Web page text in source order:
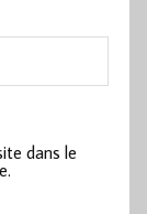
dans le